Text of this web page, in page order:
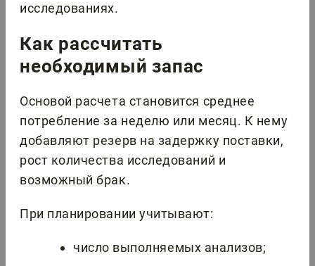
исследованиях.
Как рассчитать
необходимый запас
Основой расчета становится среднее
потребление за неделю или месяц. К нему
добавляют резерв на задержку поставки,
рост количества исследований и
возможный брак.
При планировании учитывают:
число выполняемых анализов;